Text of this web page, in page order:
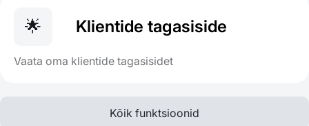
🌟 Klientide tagasiside
Vaata oma klientide tagasisidet
Kõik funktsioonid